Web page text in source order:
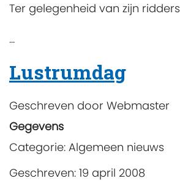
Ter gelegenheid van zijn
...
Lustrumdag
Geschreven door Webmaster
Gegevens
Categorie: Algemeen nieuws
Geschreven: 19 april 2008